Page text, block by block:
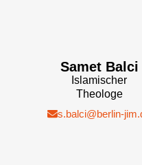
Samet Balci
Islamischer
Theologe
s.balci@berlin-